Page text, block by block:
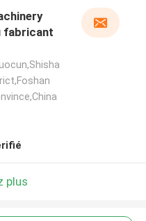
fabricant
plus